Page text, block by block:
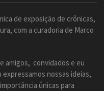
de exposição de crônicas,
com a curadoria de Marco
amigos, convidados e eu
nossas ideias,
únicas para